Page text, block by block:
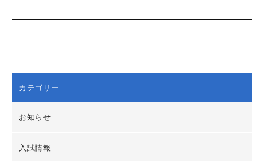
カテゴリー
お知らせ
入試情報